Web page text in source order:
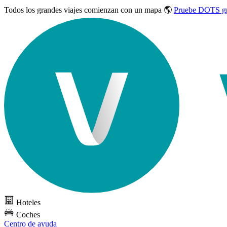
Todos los grandes viajes comienzan con un mapa 🌎 Pruebe DOTS
Hoteles
Coches
Centro de ayuda